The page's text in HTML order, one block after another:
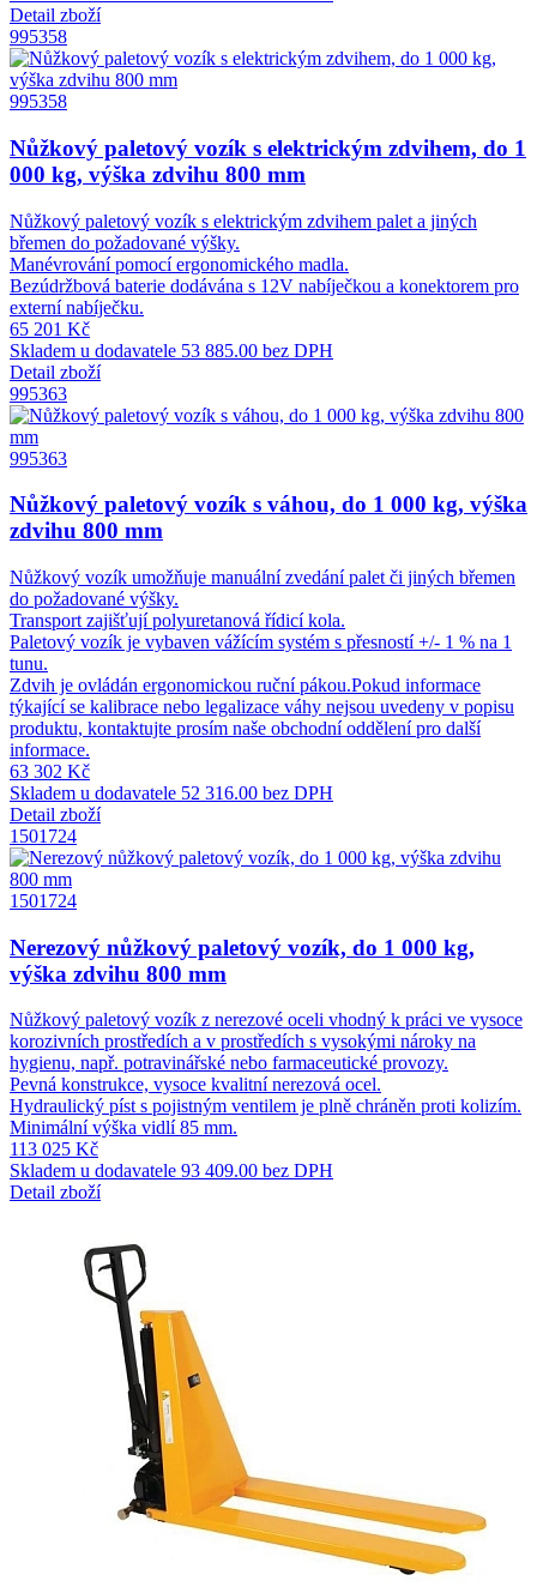
Detail zboží
995358
995358
Nůžkový paletový vozík s elektrickým zdvihem, do 1
000 kg, výška zdvihu 800 mm
Nůžkový paletový vozík s elektrickým zdvihem palet a jiných
břemen do požadované výšky.
Manévrování pomocí ergonomického madla.
Bezúdržbová baterie dodávána s 12V nabíječkou a konektorem pro
externí nabíječku.
65 201 Kč
Skladem u dodavatele 53 885.00 bez DPH
Detail zboží
995363
995363
Nůžkový paletový vozík s váhou, do 1 000 kg, výška
zdvihu 800 mm
Nůžkový vozík umožňuje manuální zvedání palet či jiných břemen
do požadované výšky.
Transport zajišťují polyuretanová řídicí kola.
Paletový vozík je vybaven vážícím systém s přesností +/- 1 % na 1
tunu.
Zdvih je ovládán ergonomickou ruční pákou.Pokud informace
týkající se kalibrace nebo legalizace váhy nejsou uvedeny v popisu
produktu, kontaktujte prosím naše obchodní oddělení pro další
informace.
63 302 Kč
Skladem u dodavatele 52 316.00 bez DPH
Detail zboží
1501724
1501724
Nerezový nůžkový paletový vozík, do 1 000 kg,
výška zdvihu 800 mm
Nůžkový paletový vozík z nerezové oceli vhodný k práci ve vysoce
korozivních prostředích a v prostředích s vysokými nároky na
hygienu, např. potravinářské nebo farmaceutické provozy.
Pevná konstrukce, vysoce kvalitní nerezová ocel.
Hydraulický píst s pojistným ventilem je plně chráněn proti kolizím.
Minimální výška vidlí 85 mm.
113 025 Kč
Skladem u dodavatele 93 409.00 bez DPH
Detail zboží